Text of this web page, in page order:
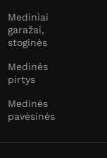
Mediniai
garažai,
stoginės
Medinės
pirtys
Medinės
pavėsinės